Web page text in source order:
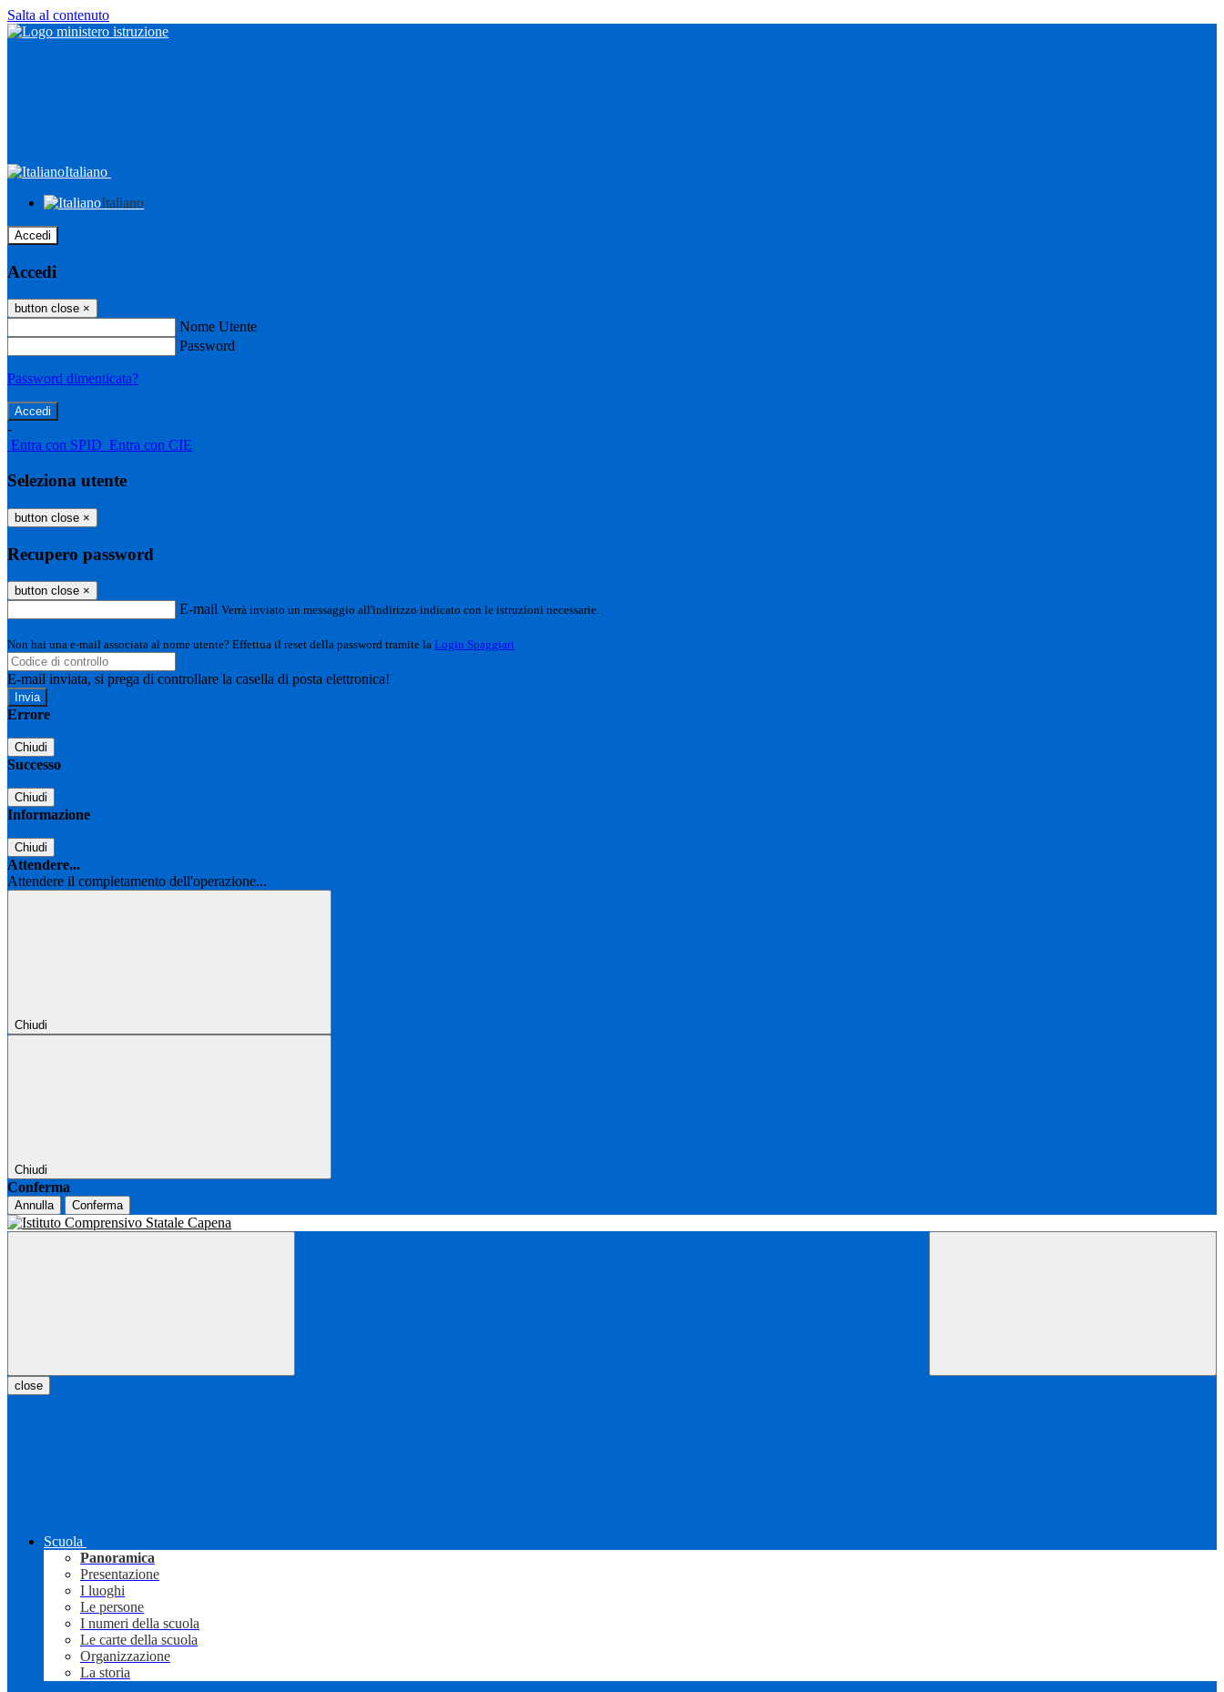
Salta al contenuto
Italiano
Italiano
Accedi
Accedi
button close ×
Nome Utente
Password
Password dimenticata?
-
Entra con SPID Entra con CIE
Seleziona utente
button close ×
Recupero password
button close ×
E-mail Verrà inviato un messaggio all'indirizzo indicato con le istruzioni necessarie.
Non hai una e-mail associata al nome utente? Effettua il reset della password tramite la Login Spaggiari
E-mail inviata, si prega di controllare la casella di posta elettronica!
Errore
Chiudi
Successo
Chiudi
Informazione
Chiudi
Attendere...
Attendere il completamento dell'operazione...
Chiudi
Chiudi
Conferma
Annulla Conferma
close
Scuola
Panoramica
Presentazione
I luoghi
Le persone
I numeri della scuola
Le carte della scuola
Organizzazione
La storia